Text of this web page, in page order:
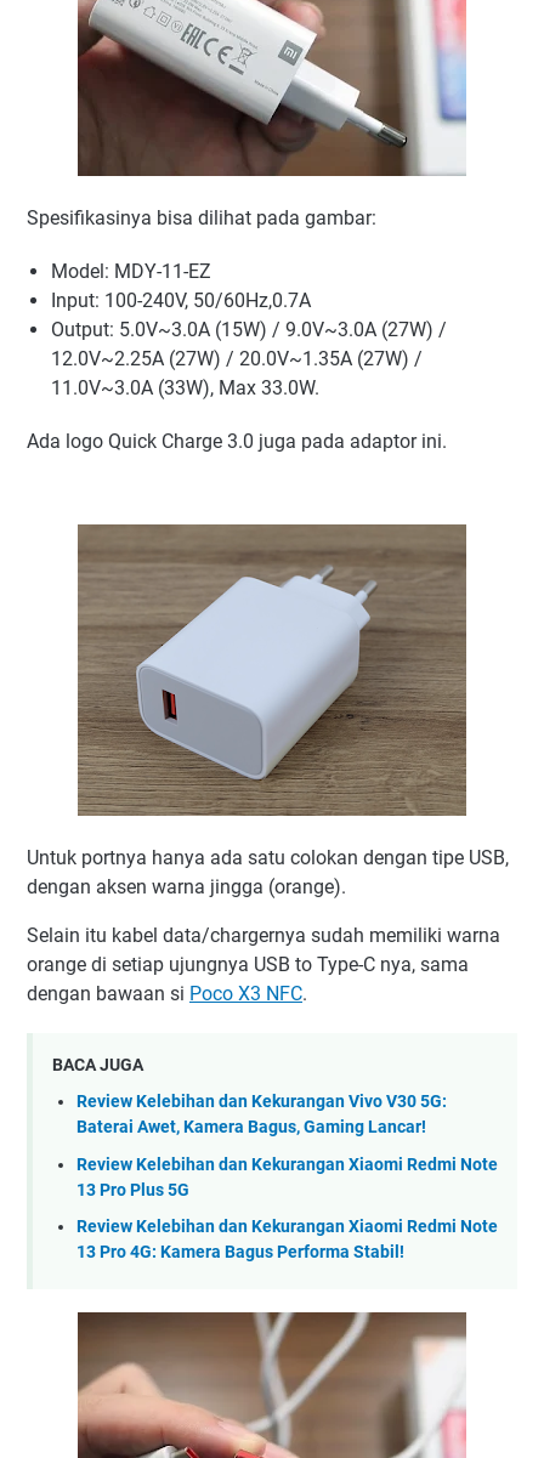
Spesifikasinya bisa dilihat pada gambar:
Model: MDY-11-EZ
Input: 100-240V, 50/60Hz,0.7A
Output: 5.0V~3.0A (15W) / 9.0V~3.0A (27W) /
12.0V~2.25A (27W) / 20.0V~1.35A (27W) /
11.0V~3.0A (33W), Max 33.0W.
Ada logo Quick Charge 3.0 juga pada adaptor ini.
Untuk portnya hanya ada satu colokan dengan tipe USB,
dengan aksen warna jingga (orange).
Selain itu kabel data/chargernya sudah memiliki warna
orange di setiap ujungnya USB to Type-C nya, sama
dengan bawaan si Poco X3 NFC.
BACA JUGA
Review Kelebihan dan Kekurangan Vivo V30 5G:
Baterai Awet, Kamera Bagus, Gaming Lancar!
Review Kelebihan dan Kekurangan Xiaomi Redmi Note
13 Pro Plus 5G
Review Kelebihan dan Kekurangan Xiaomi Redmi Note
13 Pro 4G: Kamera Bagus Performa Stabil!